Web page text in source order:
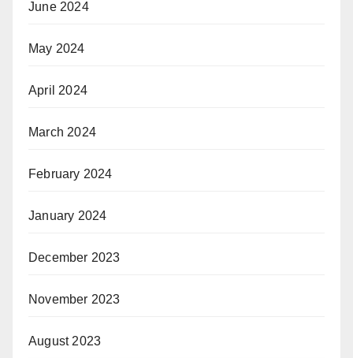
June 2024
May 2024
April 2024
March 2024
February 2024
January 2024
December 2023
November 2023
August 2023